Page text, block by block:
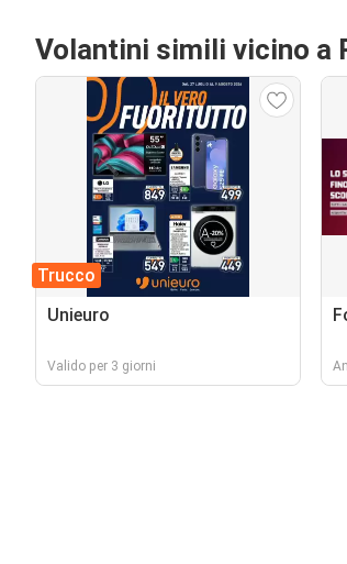
Volantini simili vicino a
Trucco
Unieuro
Valido per 3 giorni